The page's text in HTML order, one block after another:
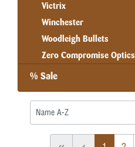
Victrix
Winchester
Woodleigh Bullets
Zero Compromise Optics
% Sale